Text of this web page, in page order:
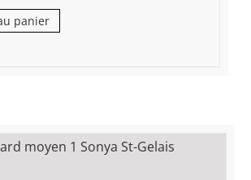
panier